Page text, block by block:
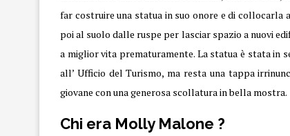
far costruire una statua in suo onore e di
poi al suolo dalle ruspe per lasciar spazio a nuovi
a miglior vita prematuramente. La statua è stata in
all’ Ufficio del Turismo, ma resta una tappa
giovane con una generosa scollatura in bella mostra.
Chi era Molly Malone ?